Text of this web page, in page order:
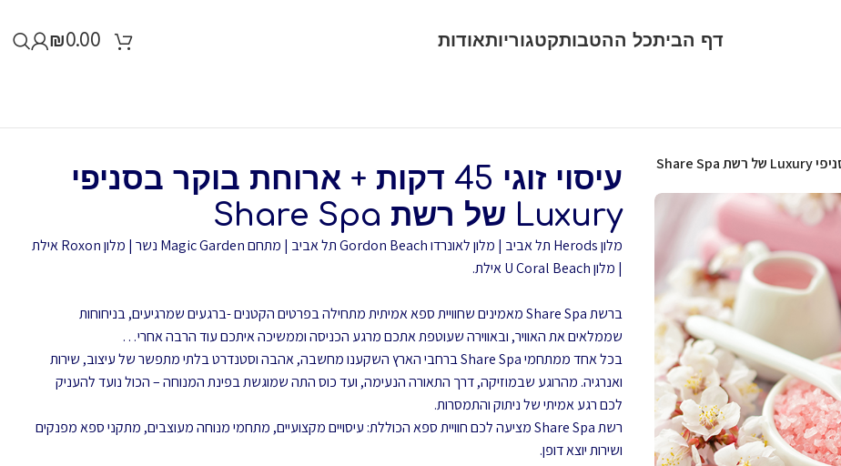
דף הביתכל ההטבותקטגוריותאודות ₪0.00
עיסוי זוגי 45 דקות + ארוחת בוקר בסניפי
Luxury של רשת Share Spa
מלון Herods תל אביב | מלון לאונרדו Gordon Beach תל אביב | מתחם Magic Garden נשר | מלון Roxon אילת
| מלון U Coral Beach אילת.
ברשת Share Spa מאמינים שחוויית ספא אמיתית מתחילה בפרטים הקטנים -ברגעים שמרגיעים, בניחוחות
שממלאים את האוויר, ובאווירה שעוטפת אתכם מרגע הכניסה וממשיכה איתכם עוד הרבה אחרי…
בכל אחד ממתחמי Share Spa ברחבי הארץ השקענו מחשבה, אהבה וסטנדרט בלתי מתפשר של עיצוב, שירות
ואנרגיה. מהרוגע שבמוזיקה, דרך התאורה הנעימה, ועד כוס התה שמוגשת בפינת המנוחה – הכול נועד להעניק
לכם רגע אמיתי של ניתוק והתמסרות.
רשת Share Spa מציעה לכם חוויית ספא הכוללת: עיסויים מקצועיים, מתחמי מנוחה מעוצבים, מתקני ספא מפנקים
ושירות יוצא דופן.